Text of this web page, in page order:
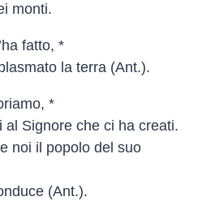
monti.
fatto, *
la terra (Ant.).
*
al Signore che ci ha creati.
noi il popolo del suo
(Ant.).